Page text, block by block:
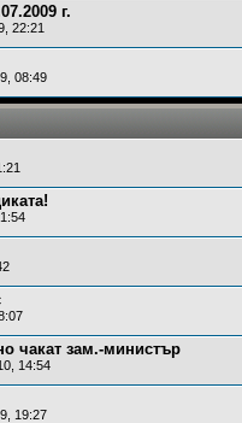
г.
22:21
08:49
чакат зам.-министър
14:54
19:27